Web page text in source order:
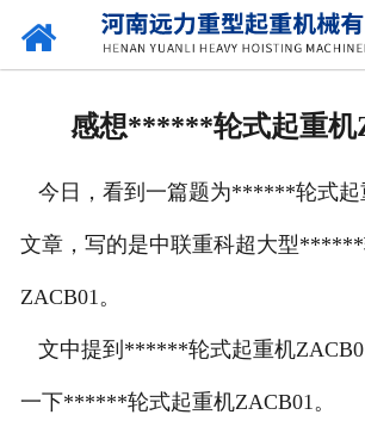
感想******轮式起重机
今日，看到一篇题为******轮式起
文章，写的是中联重科超大型
ZACB01。
文中提到******轮式起重机
一下******轮式起重机ZACB01。